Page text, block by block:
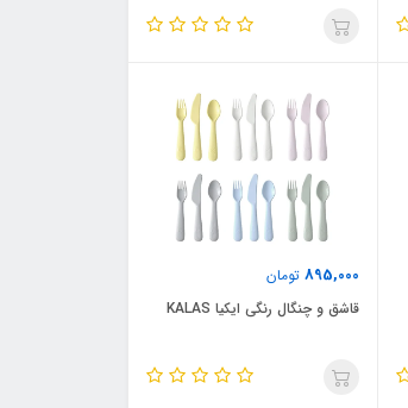
895,000 تومان
قاشق و چنگال رنگی ایکیا KALAS